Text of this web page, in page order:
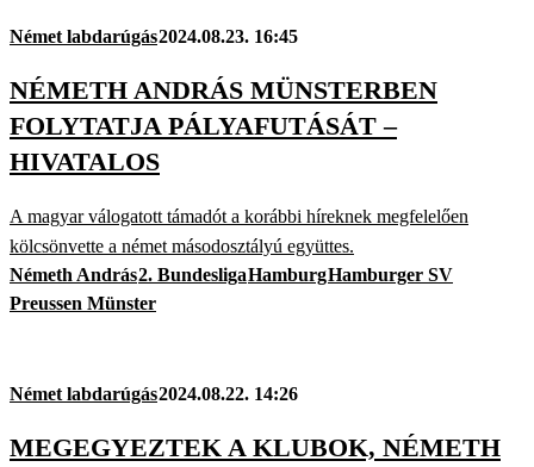
Német labdarúgás2024.08.23. 16:45
NÉMETH ANDRÁS MÜNSTERBEN
FOLYTATJA PÁLYAFUTÁSÁT –
HIVATALOS
A magyar válogatott támadót a korábbi híreknek megfelelően
kölcsönvette a német másodosztályú együttes.
Németh András2. BundesligaHamburgHamburger SV
Preussen Münster
Német labdarúgás2024.08.22. 14:26
MEGEGYEZTEK A KLUBOK, NÉMETH